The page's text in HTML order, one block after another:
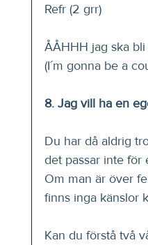
Refr (2 grr)
ÅÅHHH jag ska
(I´m gonna be a
8. Jag vill ha en
Du har då aldrig
det passar inte för
Om man är över
finns inga känslor
Kan du förstå två